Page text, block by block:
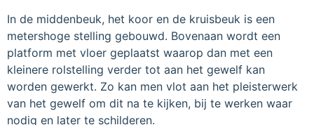
In de middenbeuk, het koor en de kruisbeuk is een
metershoge stelling gebouwd. Bovenaan wordt een
platform met vloer geplaatst waarop dan met een
kleinere rolstelling verder tot aan het gewelf kan
worden gewerkt. Zo kan men vlot aan het pleisterwerk
van het gewelf om dit na te kijken, bij te werken waar
nodig en later te schilderen.